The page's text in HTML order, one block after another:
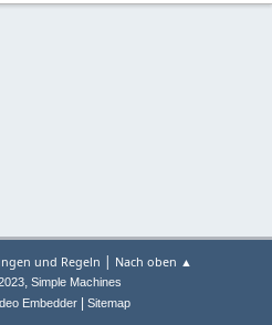
und Regeln | Nach oben ▲
, Simple Machines
Embedder
Sitemap